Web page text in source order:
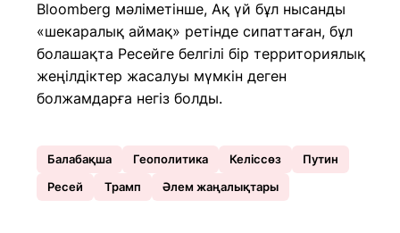
Bloomberg мәліметінше, Ақ үй бұл нысанды
«шекаралық аймақ» ретінде сипаттаған, бұл
болашақта Ресейге белгілі бір территориялық
жеңілдіктер жасалуы мүмкін деген
болжамдарға негіз болды.
Балабақша Геополитика Келіссөз
Путин
Ресей
Трамп Әлем жаңалықтары